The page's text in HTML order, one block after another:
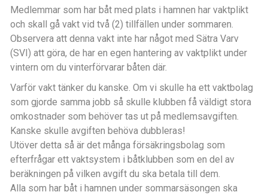
Medlemmar som har båt med plats i hamnen har vaktplikt
och skall gå vakt vid två (2) tillfällen under sommaren.
Observera att denna vakt inte har något med Sätra Varv
(SVI) att göra, de har en egen hantering av vaktplikt under
vintern om du vinterförvarar båten där.
Varför vakt tänker du kanske. Om vi skulle ha ett vaktbolag
som gjorde samma jobb så skulle klubben få väldigt stora
omkostnader som behöver tas ut på medlemsavgiften.
Kanske skulle avgiften behöva dubbleras!
Utöver detta så är det många försäkringsbolag som
efterfrågar ett vaktsystem i båtklubben som en del av
beräkningen på vilken avgift du ska betala till dem.
Alla som har båt i hamnen under sommarsäsongen ska